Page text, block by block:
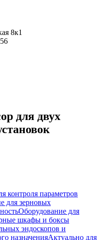
8к1
для двух
контроля параметров
для зерновых
Оборудование для
шкафы и боксы
эндоскопов и
назначенияАктуально для